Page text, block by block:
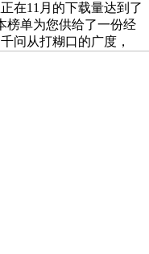
在11月的下载量达到了
榜单为您供给了一份经
问从打糊口的广度，